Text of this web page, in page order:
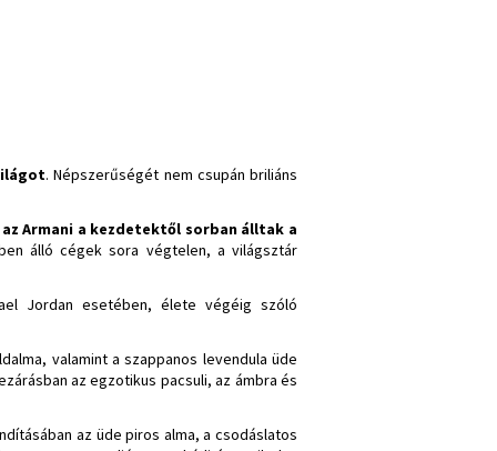
. Népszerűségét nem csupán briliáns
az Armani a kezdetektől sorban álltak a
álló cégek sora végtelen, a világsztár
Jordan esetében, élete végéig szóló
valamint a szappanos levendula üde
az egzotikus pacsuli, az ámbra és
az üde piros alma, a csodáslatos